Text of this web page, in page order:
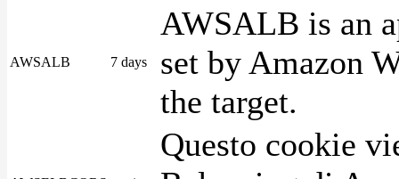
AWSALB 7 days
AWSALB is an
set by Amazon
the target.
Questo cookie